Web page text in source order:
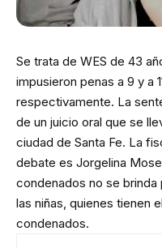
Se trata de WES de 43
impusieron penas a 9 y a
respectivamente. La
de un juicio oral que se
ciudad de Santa Fe. La
debate es Jorgelina
condenados no se
las niñas, quienes tienen
condenados.